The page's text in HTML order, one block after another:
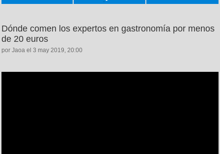
Dónde comen los expertos en gastronomía por menos
de 20 euros
por Jaoa el 3 may 2019, 20:00